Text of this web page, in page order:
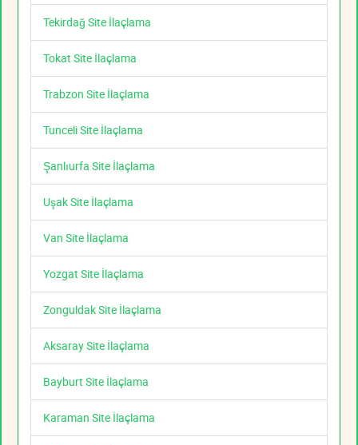
Tekirdağ Site İlaçlama
Tokat Site İlaçlama
Trabzon Site İlaçlama
Tunceli Site İlaçlama
Şanlıurfa Site İlaçlama
Uşak Site İlaçlama
Van Site İlaçlama
Yozgat Site İlaçlama
Zonguldak Site İlaçlama
Aksaray Site İlaçlama
Bayburt Site İlaçlama
Karaman Site İlaçlama